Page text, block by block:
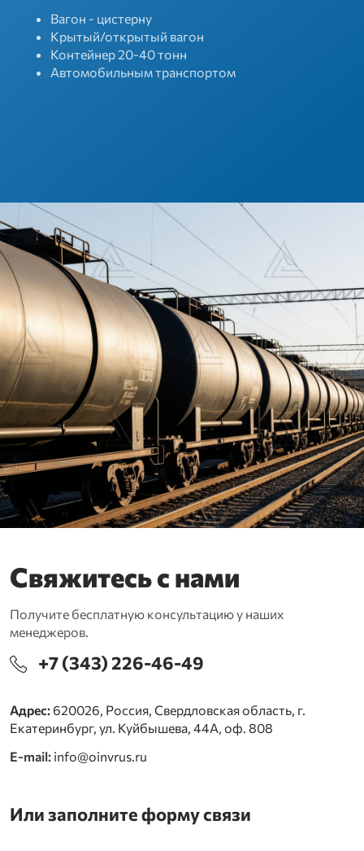
Вагон - цистерну
Крытый/открытый вагон
Контейнер 20-40 тонн
Автомобильным транспортом
Свяжитесь с нами
Получите бесплатную консультацию у наших
менеджеров.
+7 (343) 226-46-49
Адрес: 620026, Россия, Свердловская область, г.
Екатеринбург, ул. Куйбышева, 44А, оф. 808
E-mail: info@oinvrus.ru
Или заполните форму связи